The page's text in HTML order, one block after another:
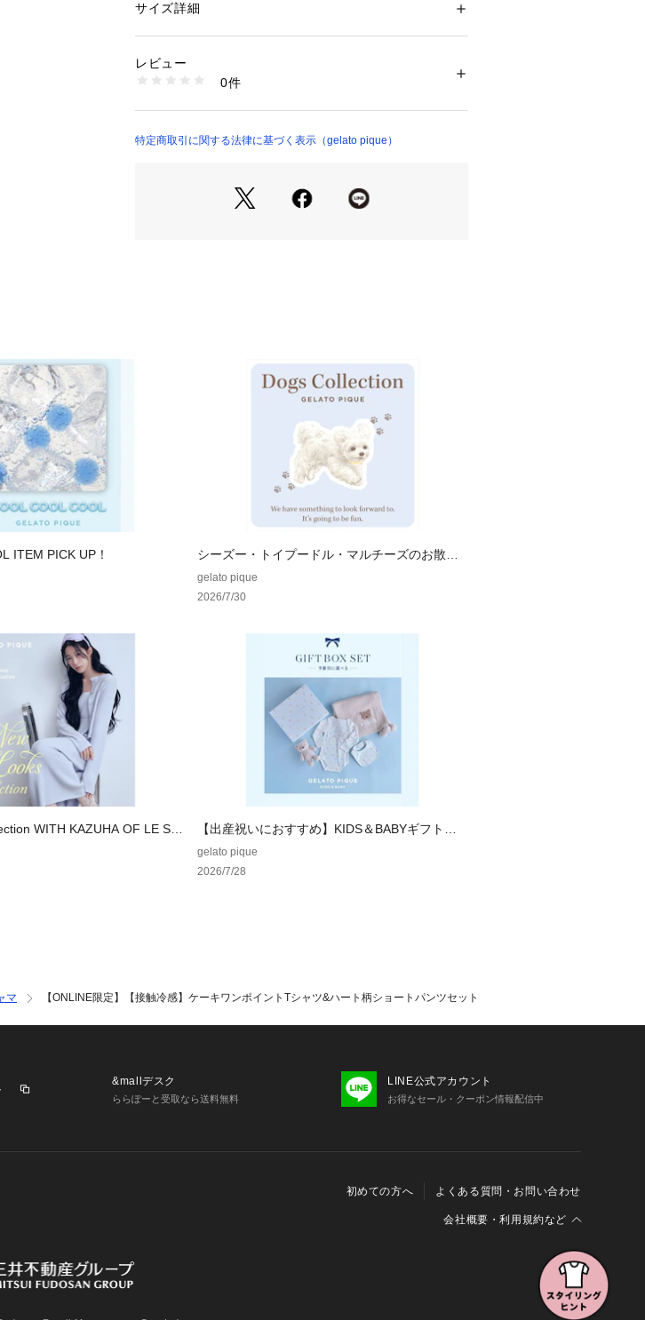
のレーヨン素材を使用しています。
「胸がきゅんとする」をコンセプトにデザインした、ハ
ートモチーフのONLINE限定セットアップ。ハート型の
ショートパンツを組み合わせました。いずれもひんやり
には、「胸きゅん」を意味する英語をプリントしていま
す。パンツは両脇にポケット付きで機能的に仕上げまし
製品と画像のカラーが異なる場合もございます。予めご
商品の色味は、商品単品画像をご参照下さい。
※商品画像はサンプルのため、色味やサイズ等の仕様に
変更がある場合がございますので、予めご了承くださ
【ショートパンツ】総丈:36.5cm,ウエスト:67～100cm,
ヒップ:110cm,股上:28cm,股下:8.5cm,わたり幅:37cm,
裾幅:36.5cm
性別：レディース
95%、ポリウレタン5%/裏地:【OWHT】レーヨン70%、ポリエス
商品番号：1620100022821 （モール）
サイズ詳細
レビュー
0件
特定商取引に関する法律に基づく表示（gelato pique）
ITEM PICK UP！
シーズー・トイプードル・マルチーズのお散歩
ドッグシリーズ
gelato pique
2026/7/30
WITH KAZUHA OF LE SS
【出産祝いにおすすめ】KIDS＆BABYギフト特
集
gelato pique
2026/7/28
マ 【ONLINE限定】【接触冷感】ケーキワンポイントTシャツ&ハート柄ショートパンツセット
&mallデスク
ららぽーと受取なら送料無料
LINE公式アカウント
お得なセール・クーポン情報配信中
初めての方へ よくある質問・お問い合わせ
会社概要・利用規約など
特定商取引に関する法律に基づく表示
個人情報の取り扱いについて
Cookieおよびアクセスログについて
三井不動産グループ ソーシャルメディアガイドライン